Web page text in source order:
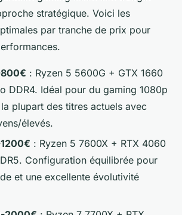
stratégique. Voici les
par tranche de prix pour
: Ryzen 5 5600G + GTX 1660
DDR4. Idéal pour du gaming 1080p
plupart des titres actuels avec
élevés.
: Ryzen 5 7600X + RTX 4060
Configuration équilibrée pour
et une excellente évolutivité